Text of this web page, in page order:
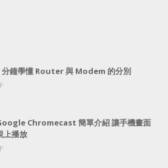
分鐘學懂 Router 與 Modem 的分別
Chromecast 簡單介紹 讓手機畫面
上播放